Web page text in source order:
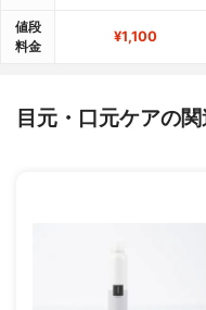
値段
料金
¥1,100
目元・口元ケアの